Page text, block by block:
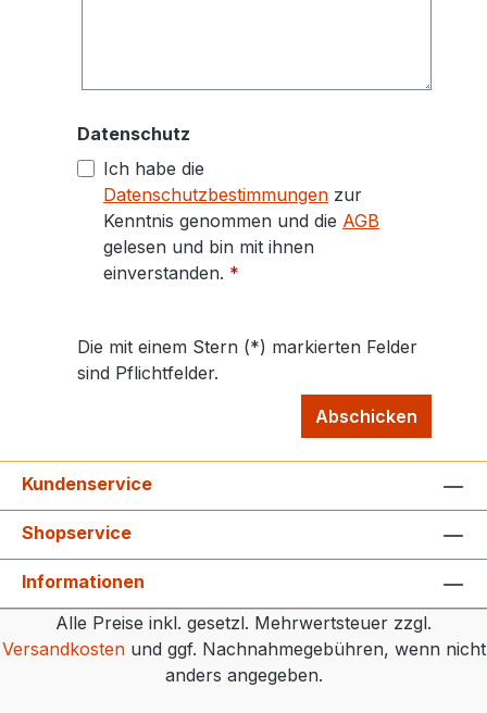
Datenschutz
Ich habe die
Datenschutzbestimmungen zur
Kenntnis genommen und die AGB
gelesen und bin mit ihnen
einverstanden. *
Die mit einem Stern (*) markierten Felder
sind Pflichtfelder.
Abschicken
Kundenservice
Shopservice
Informationen
Alle Preise inkl. gesetzl. Mehrwertsteuer zzgl.
Versandkostenund ggf. Nachnahmegebühren, wenn nicht
anders angegeben.